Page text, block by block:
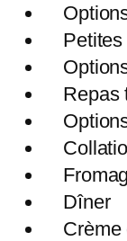
Repas
Dîner
Crème